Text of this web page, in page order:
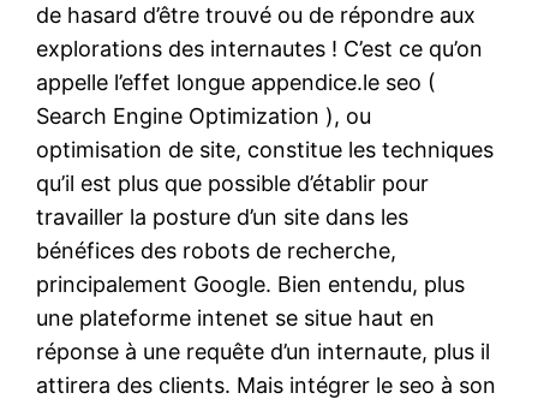
de hasard d’être trouvé ou de répondre aux
explorations des internautes ! C’est ce qu’on
appelle l’effet longue appendice.le seo (
Search Engine Optimization ), ou
optimisation de site, constitue les techniques
qu’il est plus que possible d’établir pour
travailler la posture d’un site dans les
bénéfices des robots de recherche,
principalement Google. Bien entendu, plus
une plateforme intenet se situe haut en
réponse à une requête d’un internaute, plus il
attirera des clients. Mais intégrer le seo à son